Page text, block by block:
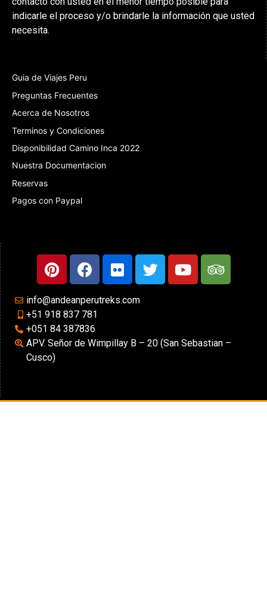
indicarle el proceso y/o brindarle la información que usted
necesita.
Guia de Viajes Peru
Preguntas Frecuentes
Acerca de Nosotros
Terminos y Condiciones
Disponibilidad Camino Inca 2022
Nuestra Documentacion
Reservas
Pagos con Paypal
info@andeanperutreks.com
+51 918 837 781
+051 84 387836
APV. Señor de Wimpillay B – 20 (San Sebastian –
Cusco)